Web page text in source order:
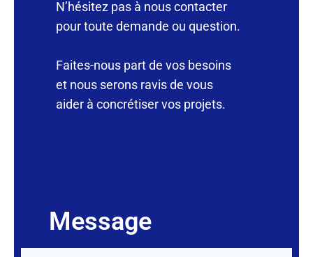
N’hésitez pas à nous contacter
pour toute demande ou question.
Faites-nous part de vos besoins
et nous serons ravis de vous
aider à concrétiser vos projets.
Message